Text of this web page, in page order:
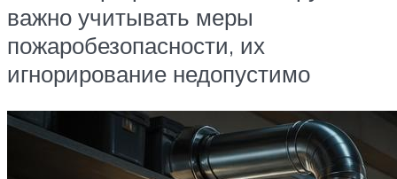
важно учитывать меры
пожаробезопасности, их
игнорирование недопустимо